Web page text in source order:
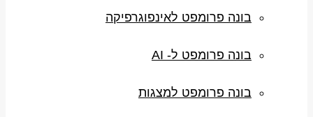
בונה פרומפט לאינפוגרפיקה
בונה פרומפט ל- AI
בונה פרומפט למצגות